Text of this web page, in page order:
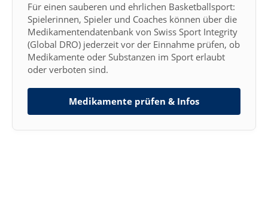
Für einen sauberen und ehrlichen Basketballsport:
Spielerinnen, Spieler und Coaches können über die
Medikamentendatenbank von Swiss Sport Integrity
(Global DRO) jederzeit vor der Einnahme prüfen, ob
Medikamente oder Substanzen im Sport erlaubt
oder verboten sind.
Medikamente prüfen & Infos